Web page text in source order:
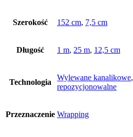
Szerokość 152 cm, 7,5 cm
Długość 1 m, 25 m, 12,5 cm
Technologia
Wylewane kanalikowe,
repozycjonowalne
Przeznaczenie Wrapping